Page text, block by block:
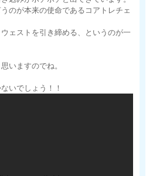
のが本来の使命であるコアトレチェ
ェストを引き締める、というのが一
いますのでね。
いでしょう！！